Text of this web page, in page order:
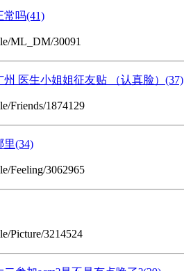
常吗(41)
ML_DM/30091
州 医生小姐姐征友贴 （认真脸）(37)
Friends/1874129
里(34)
Feeling/3062965
Picture/3214524